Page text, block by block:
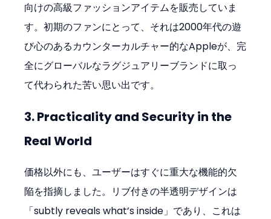
向けの高級ファッションアイテムを販売していま
す。初期のファンにとって、それは2000年代の遊
び心のあるカウンターカルチャー的なAppleが、完
全にグローバルなラグジュアリーブランドに取っ
て代わられた苦い思い出です。
3. Practicality and Security in the
Real World
価格以外にも、ユーザーはすぐに重大な機能的欠
陥を指摘しました。リブ付きの半透明デザインは
「subtly reveals what’s inside」であり、これは